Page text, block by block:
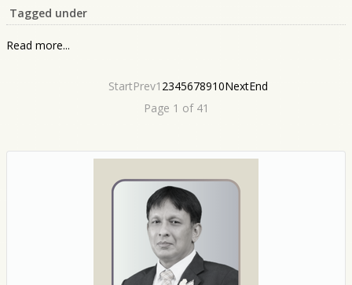
Tagged under
Read more...
StartPrev1 2345678910NextEnd
Page 1 of 41